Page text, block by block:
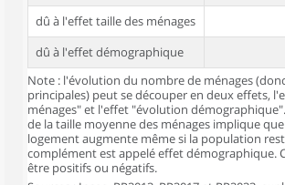
dû à l'effet taille des ménages
dû à l'effet démographique
Note : l'évolution du nombre de ménages
principales) peut se découper en deux effets,
ménages" et l'effet "évolution
de la taille moyenne des ménages implique
logement augmente même si la population
complément est appelé effet démographique.
être positifs ou négatifs.